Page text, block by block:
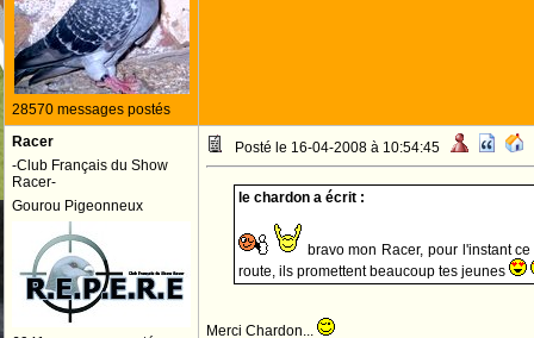
28570 messages postés
Racer
-Club Français du Show
Racer-
Gourou Pigeonneux
Posté le 16-04-2008 à 10:54:45
le chardon a écrit :
bravo mon Racer, pour l'instant
route, ils promettent beaucoup tes jeunes
Merci Chardon...